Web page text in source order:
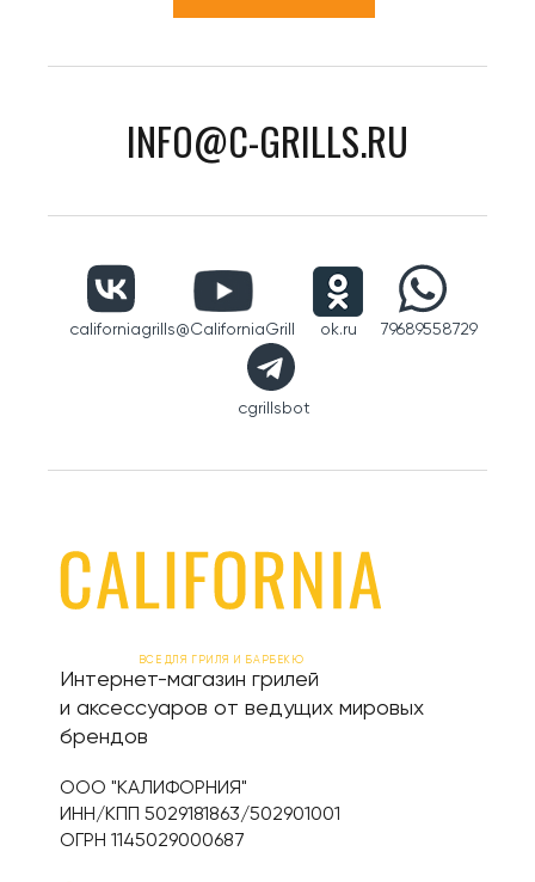
INFO@C-GRILLS.RU
californiagrills@CaliforniaGrill ok.ru 79689558729
cgrillsbot
ВСЕ ДЛЯ ГРИЛЯ И БАРБЕКЮ
Интернет-магазин грилей
и аксессуаров от ведущих мировых
брендов
ООО "КАЛИФОРНИЯ"
ИНН/КПП 5029181863/502901001
ОГРН 1145029000687